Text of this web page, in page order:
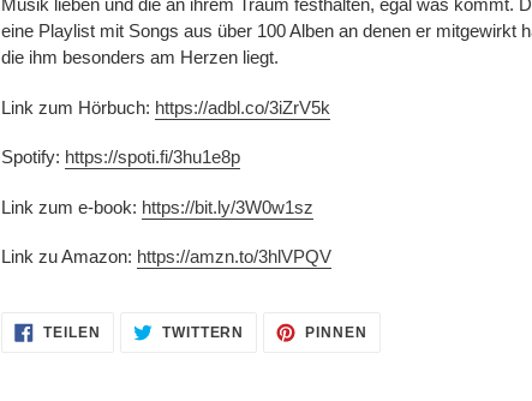
Musik lieben und die an ihrem Traum festhalten, egal was kommt.
eine Playlist mit Songs aus über 100 Alben an denen er mitgewirkt
die ihm besonders am Herzen liegt.
Link zum Hörbuch: https://adbl.co/3iZrV5k
Spotify: https://spoti.fi/3hu1e8p
Link zum e-book: https://bit.ly/3W0w1sz
Link zu Amazon: https://amzn.to/3hlVPQV
TEILEN
FACEBOOK
TWITTERN
AUF
TWITTER
PINNEN